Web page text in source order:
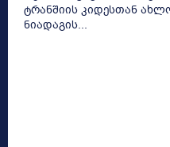
ტრანშიის კიდესთან
ნიადაგის...